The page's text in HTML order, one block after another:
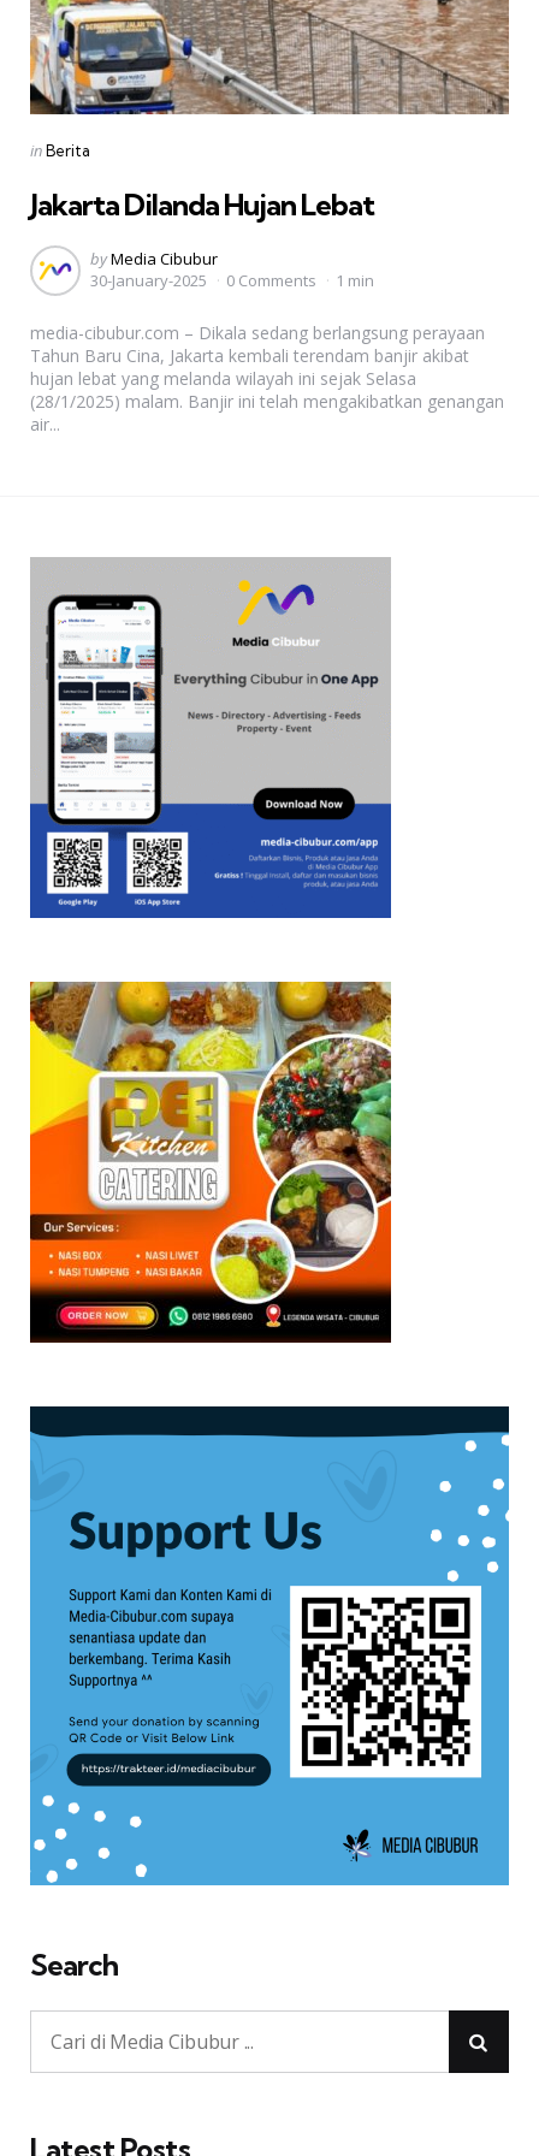
Categories
Posted
inBerita
Jakarta Dilanda Hujan Lebat
Posted
by
byMedia Cibubur
30-January-2025
0 Comments 1 min
media-cibubur.com – Dikala sedang berlangsung perayaan
Tahun Baru Cina, Jakarta kembali terendam banjir akibat
hujan lebat yang melanda wilayah ini sejak Selasa
(28/1/2025) malam. Banjir ini telah mengakibatkan genangan
air...
Search